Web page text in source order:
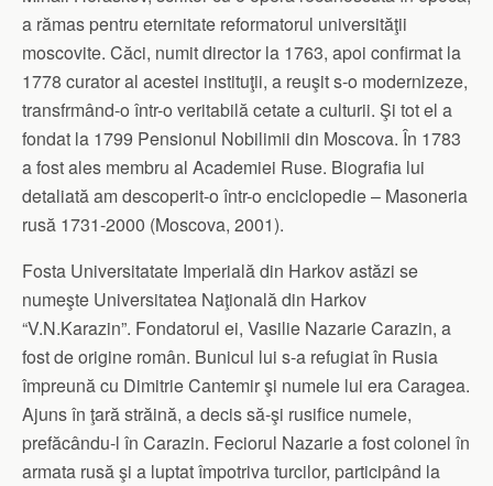
a rămas pentru eternitate reformatorul universităţii
moscovite. Căci, numit director la 1763, apoi confirmat la
1778 curator al acestei instituţii, a reuşit s-o modernizeze,
transfrmând-o într-o veritabilă cetate a culturii. Şi tot el a
fondat la 1799 Pensionul Nobilimii din Moscova. În 1783
a fost ales membru al Academiei Ruse. Biografia lui
detaliată am descoperit-o într-o enciclopedie – Masoneria
rusă 1731-2000 (Moscova, 2001).
Fosta Universitatate Imperială din Harkov astăzi se
numeşte Universitatea Naţională din Harkov
“V.N.Karazin”. Fondatorul ei, Vasilie Nazarie Carazin, a
fost de origine român. Bunicul lui s-a refugiat în Rusia
împreună cu Dimitrie Cantemir şi numele lui era Caragea.
Ajuns în ţară străină, a decis să-şi rusifice numele,
prefăcându-l în Carazin. Feciorul Nazarie a fost colonel în
armata rusă şi a luptat împotriva turcilor, participând la